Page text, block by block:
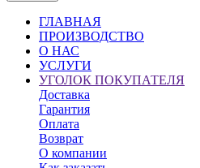
ГЛАВНАЯ
ПРОИЗВОДСТВО
О НАС
УСЛУГИ
УГОЛОК ПОКУПАТЕЛЯ
Доставка
Гарантия
Оплата
Возврат
О компании